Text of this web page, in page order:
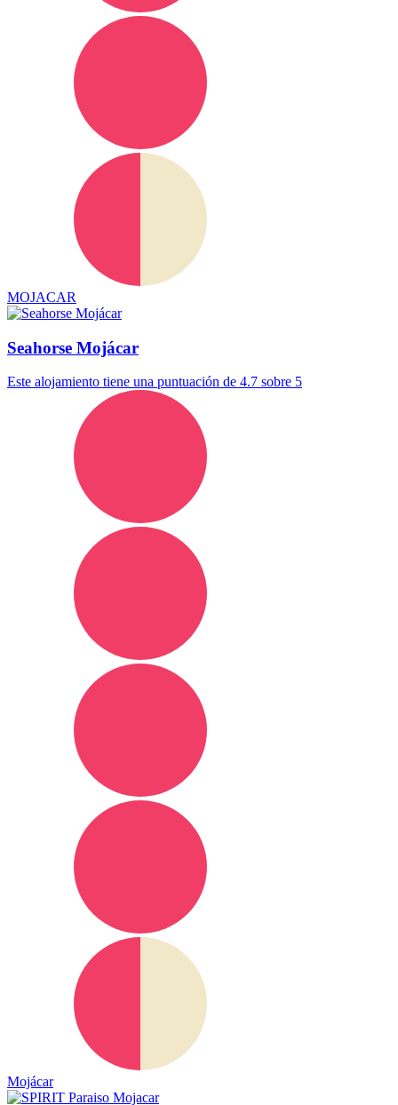
MOJACAR
Seahorse Mojácar
Este alojamiento tiene una puntuación de 4.7 sobre 5
Mojácar